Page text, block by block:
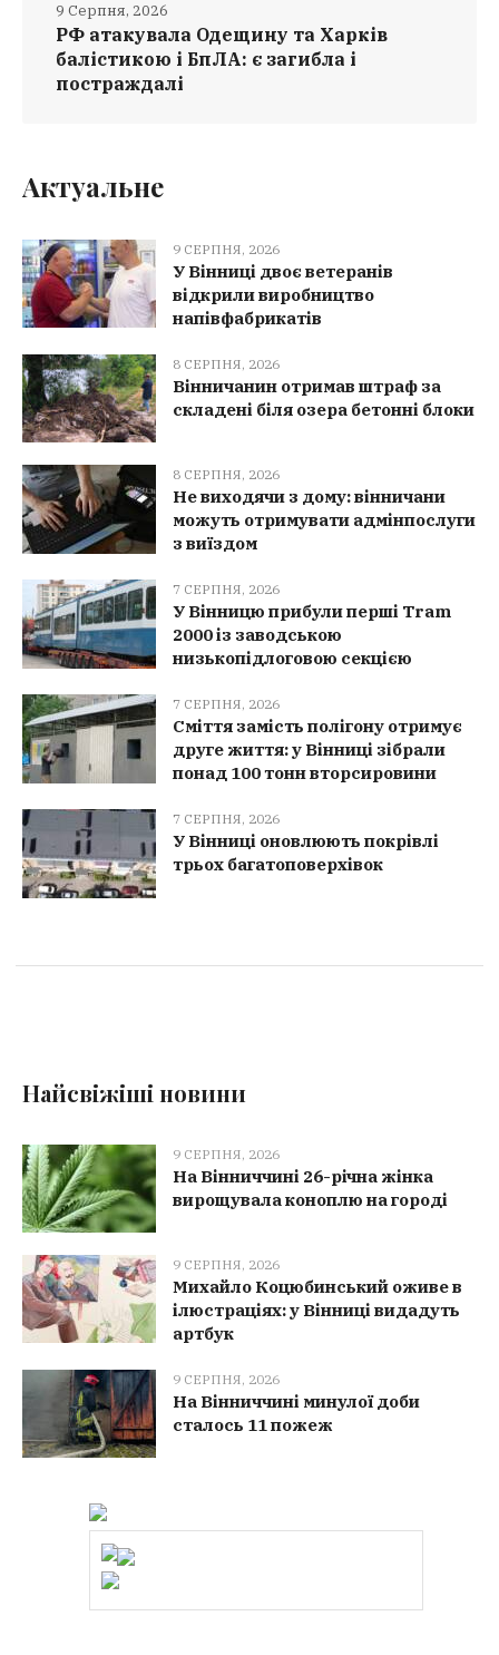
РФ атакувала Одещину та Харків
балістикою і БпЛА: є загибла і
постраждалі
9 Серпня, 2026
Актуальне
9 СЕРПНЯ, 2026
У Вінниці двоє ветеранів
відкрили виробництво
напівфабрикатів
8 СЕРПНЯ, 2026
Вінничанин отримав штраф за
складені біля озера бетонні блоки
8 СЕРПНЯ, 2026
Не виходячи з дому: вінничани
можуть отримувати адмінпослуги
з виїздом
7 СЕРПНЯ, 2026
У Вінницю прибули перші Tram
2000 із заводською
низькопідлоговою секцією
7 СЕРПНЯ, 2026
Сміття замість полігону отримує
друге життя: у Вінниці зібрали
понад 100 тонн вторсировини
7 СЕРПНЯ, 2026
У Вінниці оновлюють покрівлі
трьох багатоповерхівок
Найсвіжіші новини
9 СЕРПНЯ, 2026
На Вінниччині 26-річна жінка
вирощувала коноплю на городі
9 СЕРПНЯ, 2026
Михайло Коцюбинський оживе в
ілюстраціях: у Вінниці видадуть
артбук
9 СЕРПНЯ, 2026
На Вінниччині минулої доби
сталось 11 пожеж